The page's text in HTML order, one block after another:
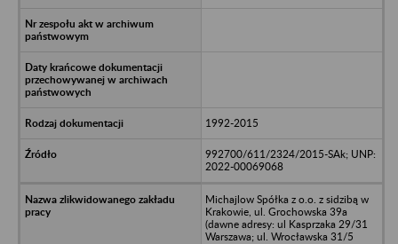
1992-2015
992700/611/2324/2015-SAk; UNP:
2022-00069068
Michajlow Spółka z o.o. z sidzibą w
Krakowie, ul. Grochowska 39a
(dawne adresy: ul Kasprzaka 29/31
Warszawa; ul. Wrocławska 31/5